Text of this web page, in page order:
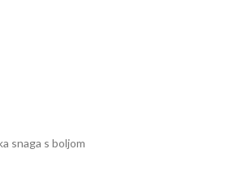
snaga s boljom